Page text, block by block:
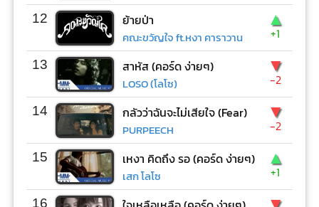
12 ย้ายป่า
คณะขวัญใจ ft.หงา คาราวาน
▲
+1
13 สาหัส (คอร์ด ง่ายๆ)
LOSO (โลโซ)
▼
-2
14 กลัวว่าฉันจะไม่เสียใจ (Fear)
PURPEECH
▼
-2
15 เหงา คิดถึง รอ (คอร์ด ง่ายๆ)
เสก โลโซ
▲
+1
16